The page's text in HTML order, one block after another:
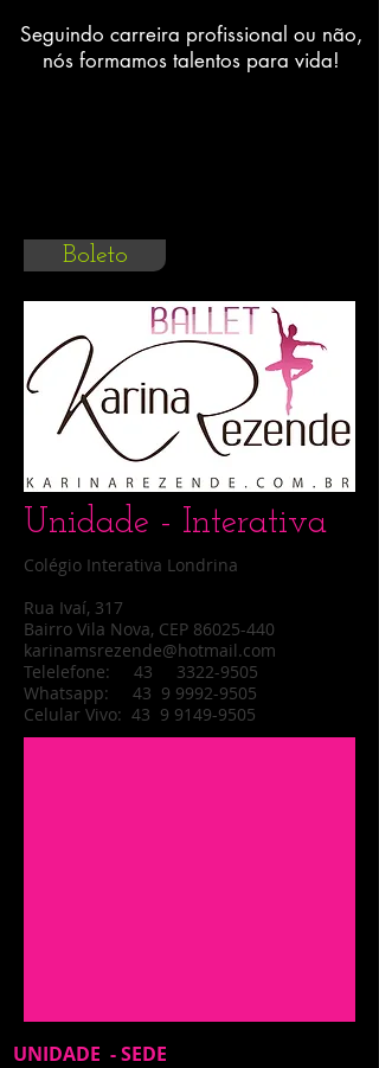
Seguindo carreira profissional ou não,
nós formamos talentos para vida!
Boleto
Unidade - Interativa
Colégio Interativa Londrina
Rua Ivaí, 317
Bairro Vila Nova, CEP 86025-440
karinamsrezende@hotmail.com
Telelefone: 43 3322-9505
Whatsapp: 43 9 9992-9505
Celular Vivo: 43 9 9149-9505
UNIDADE - SEDE